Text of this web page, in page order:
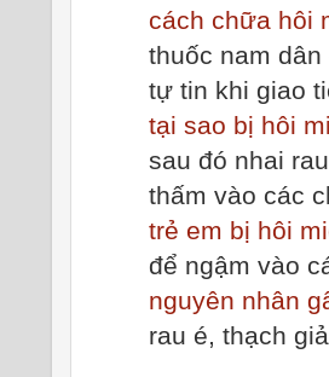
cách chữa hôi
thuốc nam
tự tin khi giao
tại sao bị hôi
sau đó nhai
thấm vào các
trẻ em bị hôi
để ngậm vào
nguyên nhân
rau é, thạch